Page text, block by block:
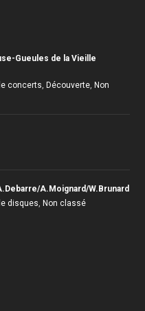
Gueules de la Vieille
concerts ,Découverte ,Non
A.Moignard/W.Brunard
disques ,Non classé